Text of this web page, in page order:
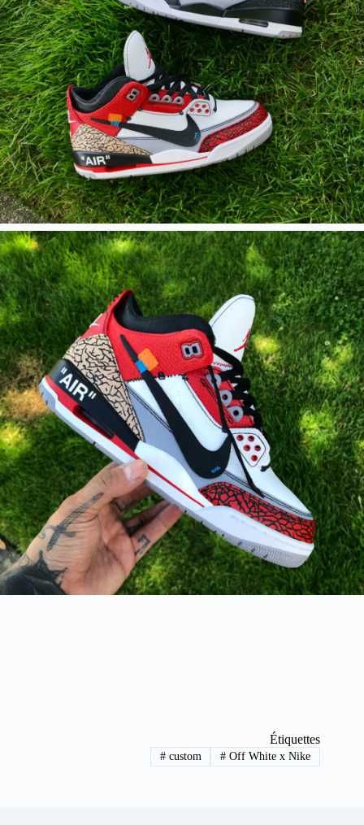
Étiquettes
#custom # Off White x Nike